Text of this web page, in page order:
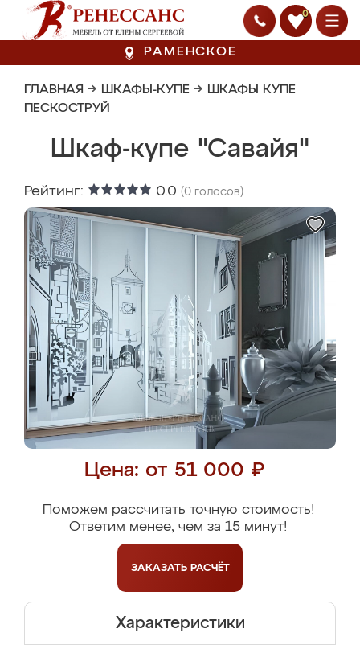
0
РАМЕНСКОЕ
ГЛАВНАЯ → ШКАФЫ-КУПЕ → ШКАФЫ КУПЕ
ПЕСКОСТРУЙ
Шкаф-купе "Савайя"
Рейтинг: 0.0 (0 голосов)
Цена: от 51 000 ₽
Поможем рассчитать точную стоимость!
Ответим менее, чем за 15 минут!
ЗАКАЗАТЬ РАСЧЁТ
Характеристики